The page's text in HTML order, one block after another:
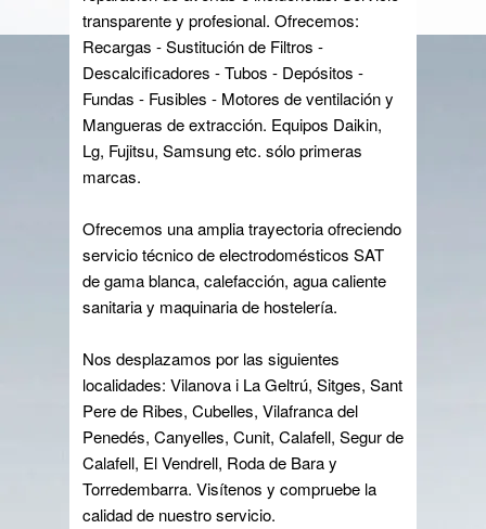
transparente y profesional. Ofrecemos:
Recargas - Sustitución de Filtros -
Descalcificadores - Tubos - Depósitos -
Fundas - Fusibles - Motores de ventilación y
Mangueras de extracción. Equipos Daikin,
Lg, Fujitsu, Samsung etc. sólo primeras
marcas.
Ofrecemos una amplia trayectoria ofreciendo
servicio técnico de electrodomésticos SAT
de gama blanca, calefacción, agua caliente
sanitaria y maquinaria de hostelería.
Nos desplazamos por las siguientes
localidades: Vilanova i La Geltrú, Sitges, Sant
Pere de Ribes, Cubelles, Vilafranca del
Penedés, Canyelles, Cunit, Calafell, Segur de
Calafell, El Vendrell, Roda de Bara y
Torredembarra. Visítenos y compruebe la
calidad de nuestro servicio.